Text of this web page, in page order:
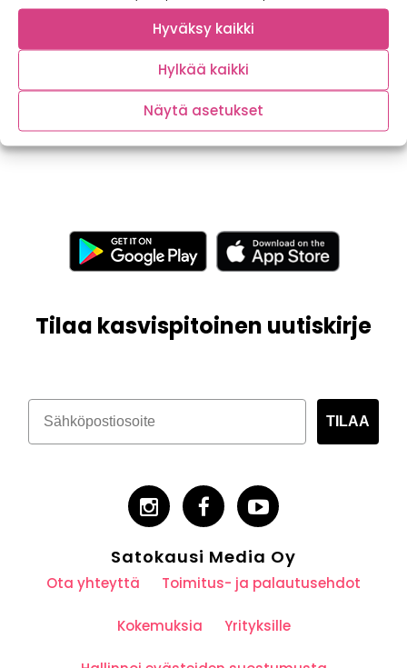
Hyväksy kaikki
Hylkää kaikki
Näytä asetukset
Perhekalenteri 2022 esittelyssä – lisää
kasviksia arkeen
Satokausikalenterit vuodelle 2022 ovat ennakkotilattavissa
nyt! Kalenterivaihtoehtoja on neljä ja olemme varmoja, että
Tilaa kasvispitoinen uutiskirje
TILAA
Satokausi Media Oy
Ota yhteyttä Toimitus- ja palautusehdot
Kokemuksia Yrityksille